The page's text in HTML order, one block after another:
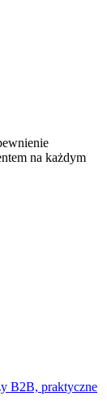
na każdym
B2B, praktyczne